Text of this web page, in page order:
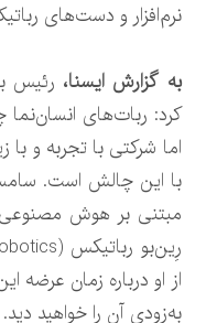
نرم‌افزار و دست‌های
به گزارش ایسنا، رئیس
کرد: ربات‌های
اما شرکتی با تجربه و
با این چالش است.
مبتنی بر هوش مصنوعی
از او درباره زمان عرضه
به‌زودی آن را خواهید دید.